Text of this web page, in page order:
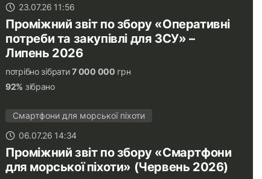
23.07.26 11:56
Проміжний звіт по збору «Оперативні
потреби та закупівлі для ЗСУ» –
Липень 2026
потрібно зібрати7 000 000 грн
92% зібрано
Смартфони для морської піхоти
06.07.26 14:34
Проміжний звіт по збору «Смартфони
для морської піхоти» (Червень 2026)